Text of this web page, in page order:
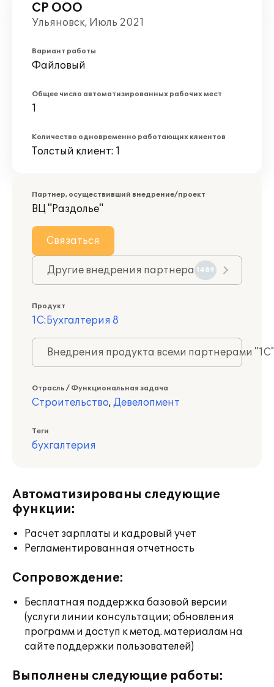
СР ООО
Ульяновск, Июль 2021
Вариант работы
Файловый
Общее число автоматизированных рабочих мест
1
Количество одновременно работающих клиентов
Толстый клиент: 1
Партнер, осуществивший внедрение/проект
ВЦ "Раздолье"
Связаться
Другие внедрения партнера 1489
Продукт
1С:Бухгалтерия 8
Внедрения продукта всеми партнерами
Отрасль / Функциональная задача
Строительство, Девелопмент
Теги
бухгалтерия
Автоматизированы следующие
функции:
Расчет зарплаты и кадровый учет
Регламентированная отчетность
Сопровождение:
Бесплатная поддержка базовой версии
(услуги линии консультации; обновления
программ и доступ к метод. материалам на
сайте поддержки пользователей)
Выполнены следующие работы: